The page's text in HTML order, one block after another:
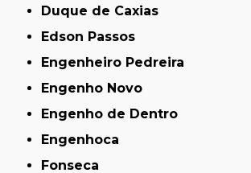
Duque de Caxias
Edson Passos
Engenheiro Pedreira
Engenho Novo
Engenho de Dentro
Engenhoca
Fonseca